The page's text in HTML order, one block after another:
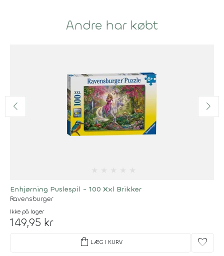
Andre har købt
Enhjørning Puslespil - 100 Xxl Brikker
Ravensburger
Ikke på lager
149,95 kr
shopping_bag LÆG I KURV favorite